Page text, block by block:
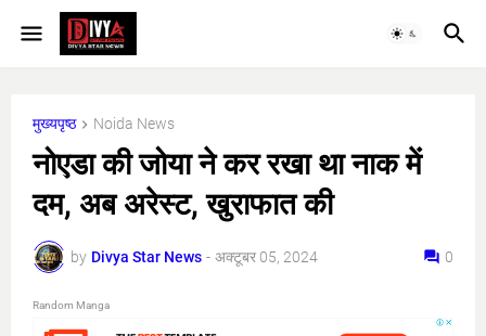
मुख्यपृष्ठ Noida News
नोएडा की जोया ने कर रखा था नाक में
दम, अब अरेस्ट, खुराफात की
by Divya Star News - अक्टूबर 05, 2024 0
Random Manga